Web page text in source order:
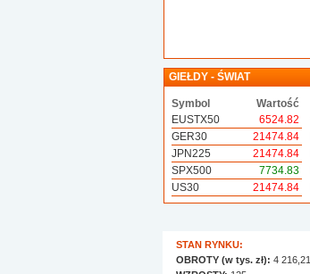
GIEŁDY - ŚWIAT
Symbol
Wartość
EUSTX50
6524.82
GER30
21474.84
JPN225
21474.84
SPX500
7734.83
US30
21474.84
STAN RYNKU:
OBROTY (w tys. zł): 4 216,21